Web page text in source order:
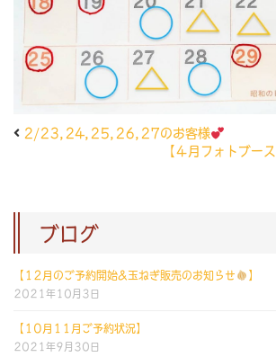
2/23,24,25,26,27のお客様
【４月フォトブース
ブログ
【12月のご予約開始&玉ねぎ販売のお知らせ 】
2021年10月3日
【10月11月ご予約状況】
2021年9月30日